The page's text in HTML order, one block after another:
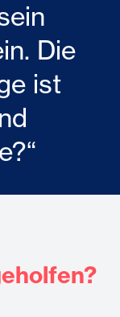
Die
ist